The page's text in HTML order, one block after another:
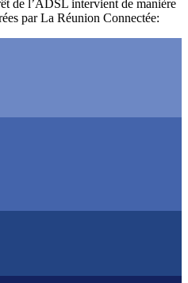
de l’ADSL intervient de manière
par La Réunion Connectée: